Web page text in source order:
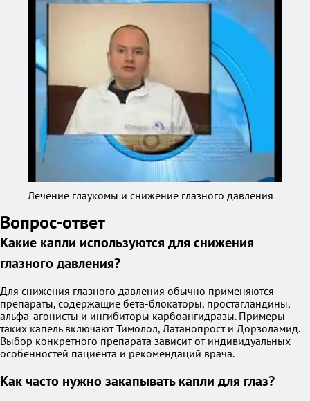
Лечение глаукомы и снижение глазного давления
Вопрос-ответ
Какие капли используются для снижения
глазного давления?
Для снижения глазного давления обычно применяются
препараты, содержащие бета-блокаторы, простагландины,
альфа-агонисты и ингибиторы карбоангидразы. Примеры
таких капель включают Тимолол, Латанопрост и Дорзоламид.
Выбор конкретного препарата зависит от индивидуальных
особенностей пациента и рекомендаций врача.
Как часто нужно закапывать капли для глаз?